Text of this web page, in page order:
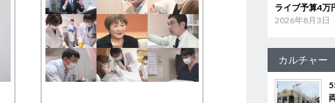
ライブ予算4万
2026年8月3日
カルチャー